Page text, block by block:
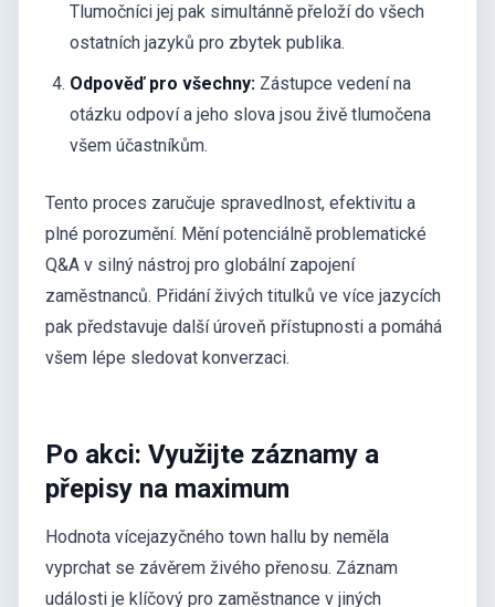
Tlumočníci jej pak simultánně přeloží do všech
ostatních jazyků pro zbytek publika.
Odpověď pro všechny: Zástupce vedení na
otázku odpoví a jeho slova jsou živě tlumočena
všem účastníkům.
Tento proces zaručuje spravedlnost, efektivitu a
plné porozumění. Mění potenciálně problematické
Q&A v silný nástroj pro globální zapojení
zaměstnanců. Přidání živých titulků ve více jazycích
pak představuje další úroveň přístupnosti a pomáhá
všem lépe sledovat konverzaci.
Po akci: Využijte záznamy a
přepisy na maximum
Hodnota vícejazyčného town hallu by neměla
vyprchat se závěrem živého přenosu. Záznam
události je klíčový pro zaměstnance v jiných